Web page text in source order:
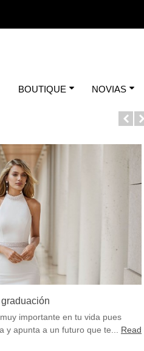
BOUTIQUE NOVIAS
importante en tu vida pues
y apunta a un futuro que te...
Read